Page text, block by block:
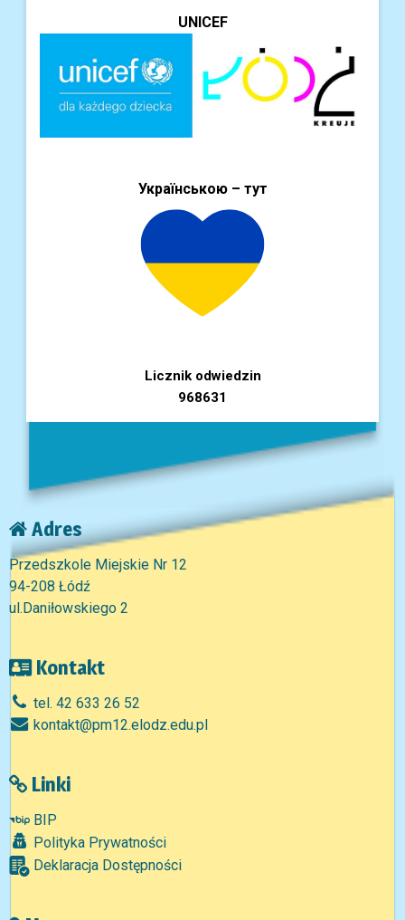
UNICEF
Українською – тут
Licznik odwiedzin
968631
Adres
Przedszkole Miejskie Nr 12
94-208 Łódź
ul.Daniłowskiego 2
Kontakt
tel. 42 633 26 52
kontakt@pm12.elodz.edu.pl
Linki
BIP
Polityka Prywatności
Deklaracja Dostępności